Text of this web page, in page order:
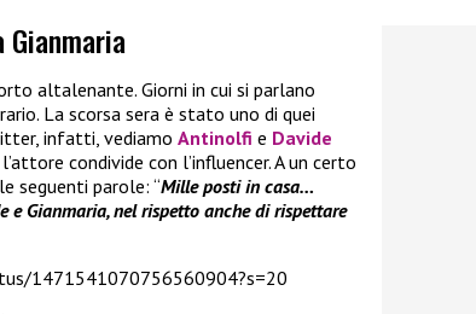
altalenante. Giorni in cui si parlano
La scorsa sera è stato uno di quei
infatti, vediamo Antinolfi e Davide
condivide con l’influencer. A un certo
seguenti parole: “Mille posti in casa…
Gianmaria, nel rispetto anche di rispettare
1471541070756560904?s=20